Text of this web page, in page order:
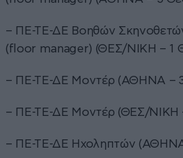
– ΠΕ-ΤΕ-ΔΕ Βοηθών
(floor manager) (ΘΕΣ/ΝΙΚΗ – 1
– ΠΕ-ΤΕ-ΔΕ Μοντέρ (ΑΘΗΝΑ –
– ΠΕ-ΤΕ-ΔΕ Μοντέρ (ΘΕΣ/ΝΙΚΗ
– ΠΕ-ΤΕ-ΔΕ Ηχοληπτών (ΑΘΗΝΑ